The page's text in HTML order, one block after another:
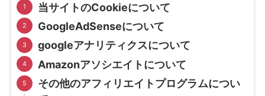
当サイトのCookieについて
GoogleAdSenseについて
googleアナリティクスについて
Amazonアソシエイトについて
その他のアフィリエイトプログラムについ